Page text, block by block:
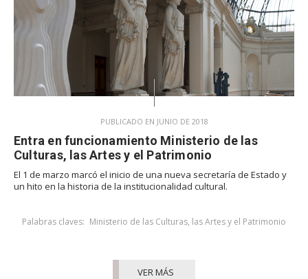
PUBLICADO EN JUNIO DE 2018
Entra en funcionamiento Ministerio de las
Culturas, las Artes y el Patrimonio
El 1 de marzo marcó el inicio de una nueva secretaría de Estado y
un hito en la historia de la institucionalidad cultural.
Palabras claves: Ministerio de las Culturas, las Artes y el Patrimonio
VER MÁS